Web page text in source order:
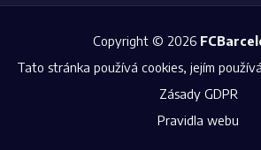
Copyright © 2026
Tato stránka používá cookies, jejím
Zásady GDPR
Pravidla webu